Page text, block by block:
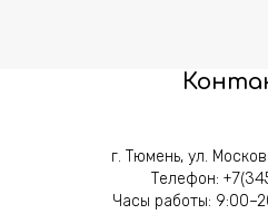
г. Тюмень, ул.
Телефон:
Часы работы: